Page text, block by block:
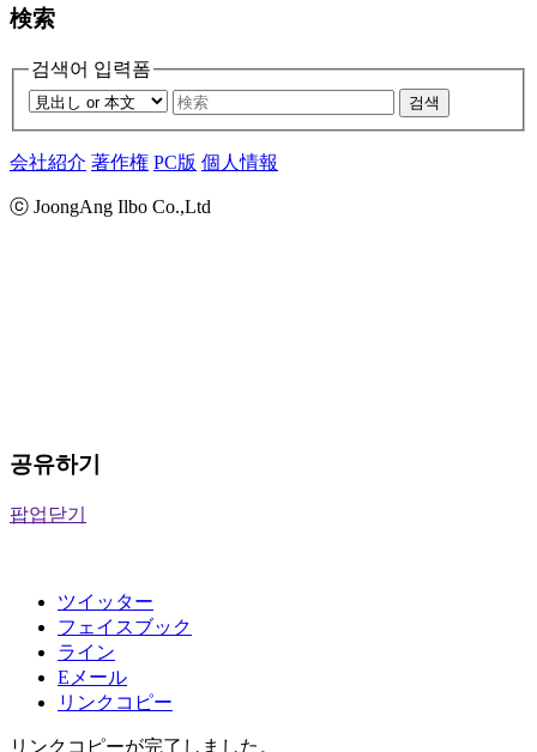
検索
검색어 입력폼
검색
会社紹介 著作権 PC版 個人情報
ⓒ JoongAng Ilbo Co.,Ltd
공유하기
팝업닫기
ツイッター
フェイスブック
ライン
Eメール
リンクコピー
リンクコピーが完了しました。